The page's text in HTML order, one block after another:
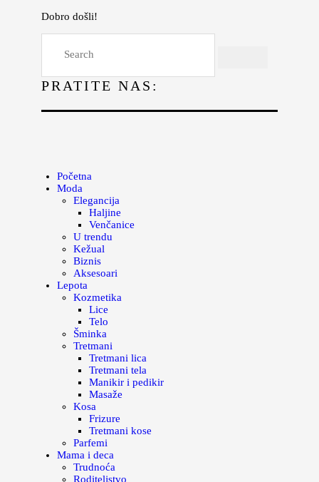
Dobro došli!
PRATITE NAS:
Početna
Moda
Elegancija
Haljine
Venčanice
U trendu
Kežual
Biznis
Aksesoari
Lepota
Kozmetika
Lice
Telo
Šminka
Tretmani
Tretmani lica
Tretmani tela
Manikir i pedikir
Masaže
Kosa
Frizure
Tretmani kose
Parfemi
Mama i deca
Trudnoća
Roditeljstvo
Lepota
Kuhinja
Magazin